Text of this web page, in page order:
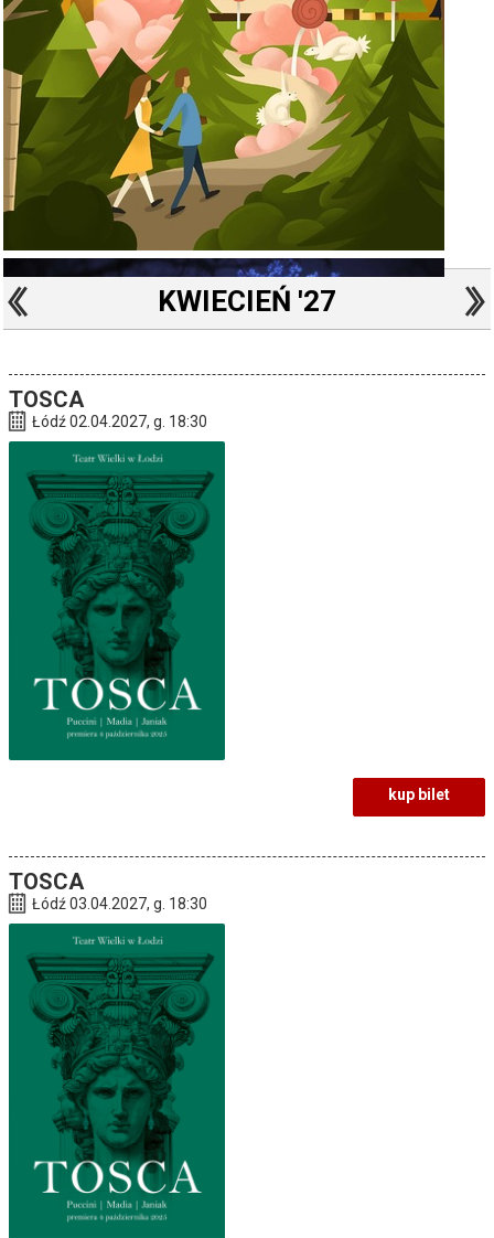
KWIECIEŃ '27
TOSCA
Łódź 02.04.2027, g. 18:30
kup bilet
TOSCA
Łódź 03.04.2027, g. 18:30